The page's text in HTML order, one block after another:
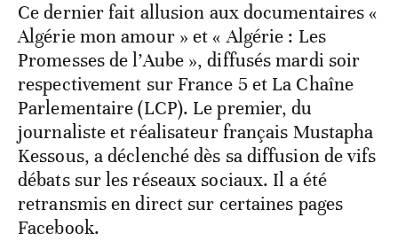
Ce dernier fait allusion aux documentaires «
Algérie mon amour » et « Algérie : Les
Promesses de l’Aube », diffusés mardi soir
respectivement sur France 5 et La Chaîne
Parlementaire (LCP). Le premier, du
journaliste et réalisateur français Mustapha
Kessous, a déclenché dès sa diffusion de vifs
débats sur les réseaux sociaux. Il a été
retransmis en direct sur certaines pages
Facebook.